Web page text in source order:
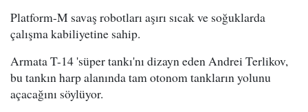
Platform-M savaş robotları aşırı sıcak ve soğuklarda
çalışma kabiliyetine sahip.
Armata T-14 'süper tankı'nı dizayn eden Andrei Terlikov,
bu tankın harp alanında tam otonom tankların yolunu
açacağını söylüyor.